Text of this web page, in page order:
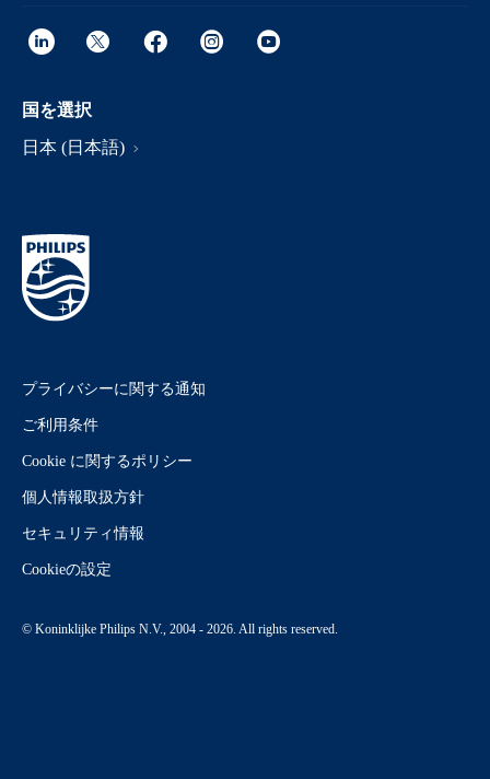
国を選択
日本 (日本語)
プライバシーに関する通知
ご利用条件
Cookie に関するポリシー
個人情報取扱方針
セキュリティ情報
Cookieの設定
© Koninklijke Philips N.V., 2004 - 2026. All rights reserved.